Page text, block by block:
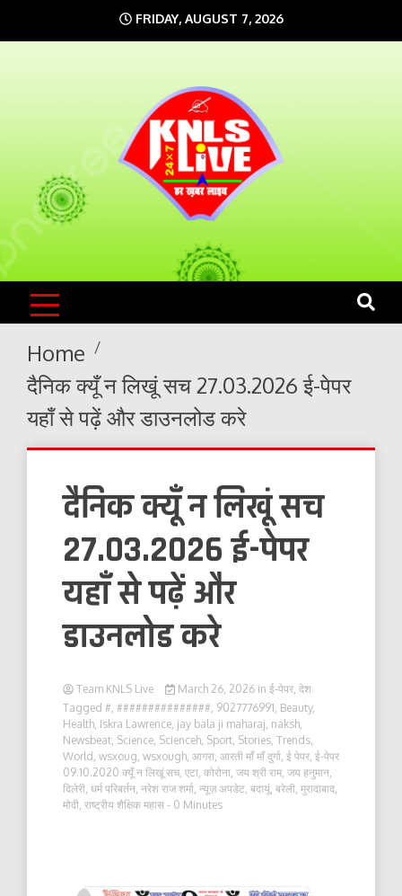
to
FRIDAY, AUGUST 7, 2026
KNLS LIVE
India`s No.1 News Portal
Home
दैनिक क्यूँ न लिखूं सच 27.03.2026 ई-पेपर
यहाँ से पढ़ें और डाउनलोड करे
दैनिक क्यूँ न लिखूं सच
27.03.2026 ई-पेपर
यहाँ से पढ़ें और
डाउनलोड करे
Team KNLS Live March 26, 2026 in ई-पेपर, देश
Tagged #, ###############, 9027776991, Beauty,
Health, Iskra Lawrence, jay bala ji maharaj, naksh,
Newsbeat, Science, Scienceh, Sport, Stories, Trends,
World , wsxoug, wsxough, आगरा, आरती माँ माँ दुर्गा, ई पेपर, ई-पेपर
09.10.2020 क्यूँ न लिखूं सच, एटा, कोरोना, जय श्री राम, जय हनुमान,
दिलेरी, धर्म परिबर्तन, नरेश राज शर्मा, न्यूज़ अपडेट, बदायूं, बरेली, मुरादाबाद,
मोदी, राष्ट्रीय शैक्षिक महास - 0 Minutes